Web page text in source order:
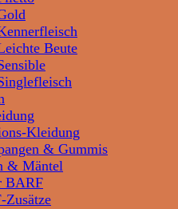
Beute
Kleidung
& Gummis
& Mäntel
BARF
Zusätze